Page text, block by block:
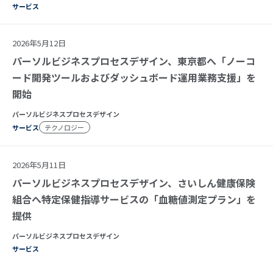
サービス
2026年5月12日
パーソルビジネスプロセスデザイン、東京都へ「ノーコ
ード開発ツールおよびダッシュボード運用業務支援」を
開始
パーソルビジネスプロセスデザイン
サービス
テクノロジー
2026年5月11日
パーソルビジネスプロセスデザイン、さいしん健康保険
組合へ特定保健指導サービスの「血糖値測定プラン」を
提供
パーソルビジネスプロセスデザイン
サービス